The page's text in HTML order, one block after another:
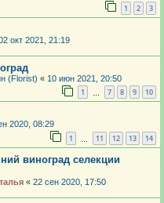
1 2 3
окт 2021, 21:19
(Florist) « 10 июн 2021, 20:50
1 7 8 9 10
2020, 08:29
1 11 12 13 14
виноград селекции
« 22 сен 2020, 17:50